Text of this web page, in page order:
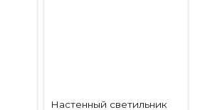
Настенный светильник